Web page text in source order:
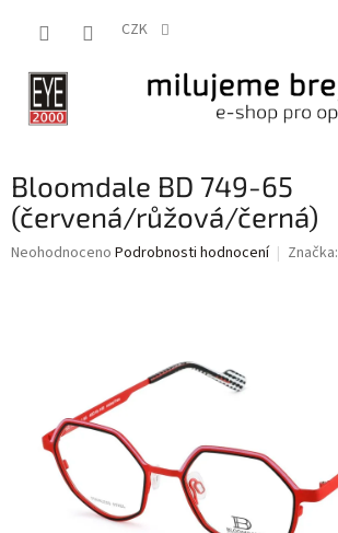
CZK
Bloomdale BD 749-65
(červená/růžová/černá)
Průměrné
Neohodnoceno Podrobnosti hodnocení Značka: